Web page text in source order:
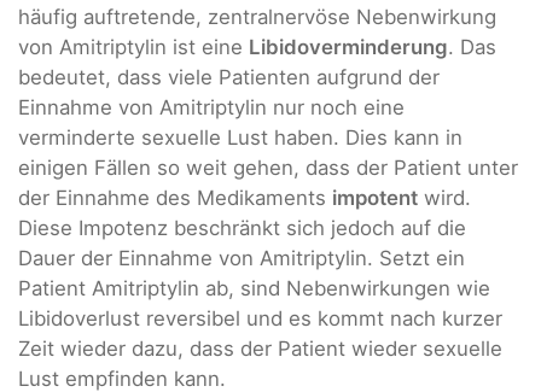
häufig auftretende, zentralnervöse Nebenwirkung
von Amitriptylin ist eine Libidoverminderung. Das
bedeutet, dass viele Patienten aufgrund der
Einnahme von Amitriptylin nur noch eine
verminderte sexuelle Lust haben. Dies kann in
einigen Fällen so weit gehen, dass der Patient unter
der Einnahme des Medikaments impotent wird.
Diese Impotenz beschränkt sich jedoch auf die
Dauer der Einnahme von Amitriptylin. Setzt ein
Patient Amitriptylin ab, sind Nebenwirkungen wie
Libidoverlust reversibel und es kommt nach kurzer
Zeit wieder dazu, dass der Patient wieder sexuelle
Lust empfinden kann.